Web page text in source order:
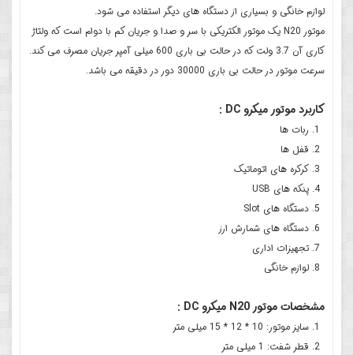
لوازم خانگی و بسیاری از دستگاه های دیگر استفاده می شود.
موتور N20 یک موتور الکتریکی با سر و صدا و جریان کم با دوام است که ولتاژ
کاری آن 3.7 ولت که در حالت بی باری 600 میلی آمپر جریان مصرف می کند.
سرعت موتور در حالت بی باری 30000 دور در دقیقه می باشد.
کاربرد موتور میکرو DC :
ربات ها
قفل ها
کرکره های اتوماتیک
پنکه های USB
دستگاه های Slot
دستگاه های شمارش ارز
تجهیزات اداری
لوازم خانگی
مشخصات موتور N20 میکرو DC :
سایز موتور: 10 * 12 * 15 میلی متر
قطر شفت: 1 میلی متر